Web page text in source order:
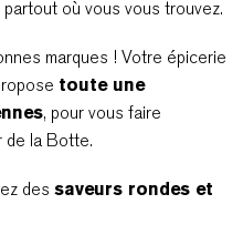
où vous vous trouvez.
marques ! Votre épicerie
toute une
, pour vous faire
de la Botte.
des saveurs rondes et